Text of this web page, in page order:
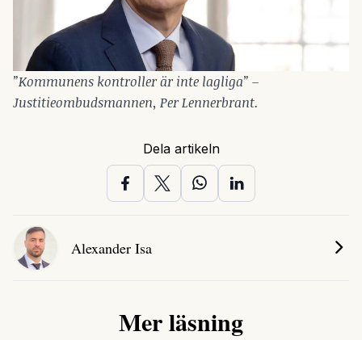
”Kommunens kontroller är inte lagliga” –
Justitieombudsmannen, Per Lennerbrant.
Dela artikeln
Alexander Isa
Mer läsning